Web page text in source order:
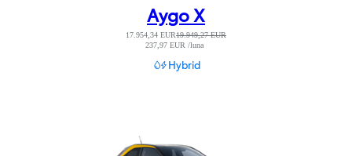
Aygo X
17.954,34 EUR19.949,27 EUR
237,97 EUR /luna
Hybrid